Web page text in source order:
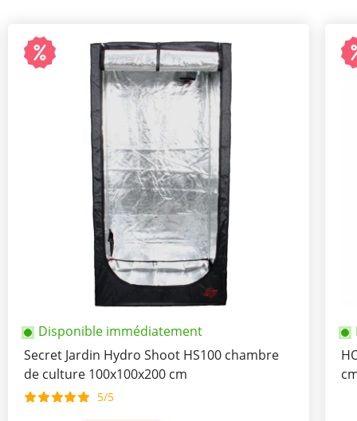
Disponible immédiatement
Secret Jardin Hydro Shoot HS100 chambre
de culture 100x100x200 cm
5/5